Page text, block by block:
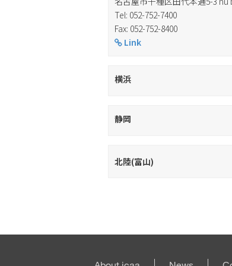
Tel: 052-752-7400
Fax: 052-752-8400
Link
横浜
静岡
北陸(富山)